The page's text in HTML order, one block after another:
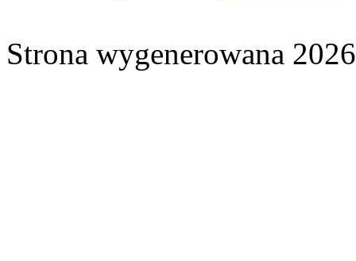
Strona wygenerowana